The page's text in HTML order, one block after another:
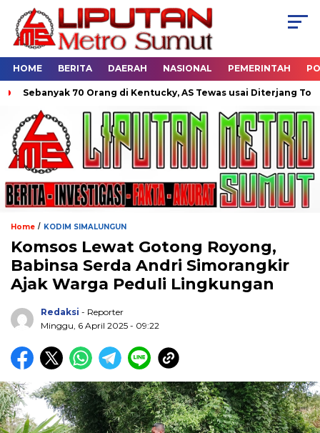
HOME BERITA DAERAH NASIONAL PEMERINTAH
70 Orang di Kentucky, AS Tewas usai Diterjang Tornado
Home / KODIM SIMALUNGUN
Komsos Lewat Gotong Royong,
Babinsa Serda Andri Simorangkir
Ajak Warga Peduli Lingkungan
Redaksi - Reporter
Minggu, 6 April 2025 - 09:22